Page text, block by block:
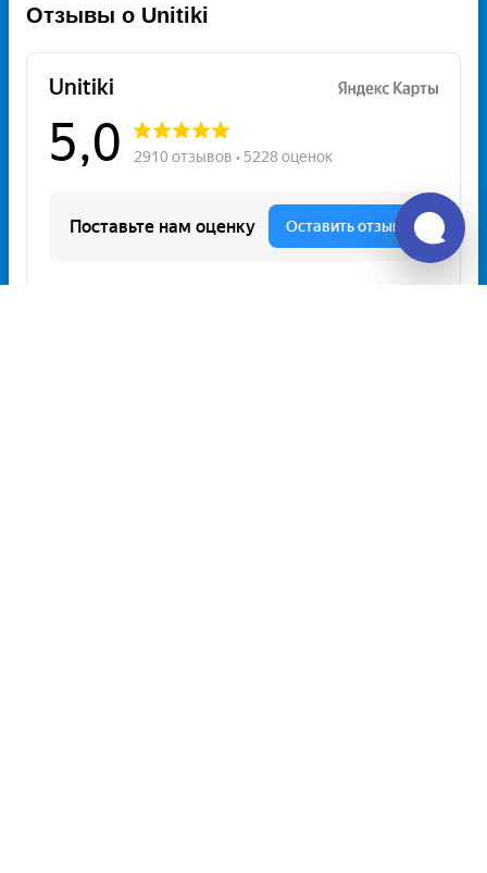
Отзывы о Unitiki